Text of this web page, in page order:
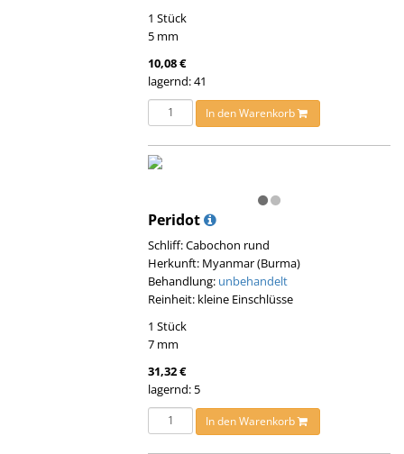
1 Stück
5 mm
10,08 €
lagernd: 41
In den Warenkorb
Peridot
Schliff: Cabochon rund
Herkunft: Myanmar (Burma)
Behandlung: unbehandelt
Reinheit: kleine Einschlüsse
1 Stück
7 mm
31,32 €
lagernd: 5
In den Warenkorb